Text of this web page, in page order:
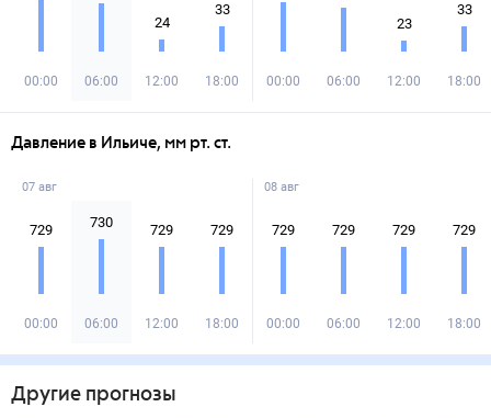
00:00 06:00
24
12:00
33
18:00 00:00 06:00
23
12:00
33
18:00
Давление в Ильиче, мм рт. ст.
07 авг
729
00:00
730
06:00
729
12:00
729
18:00
08 авг
729
00:00
729
06:00
729
12:00
729
18:00
Другие прогнозы